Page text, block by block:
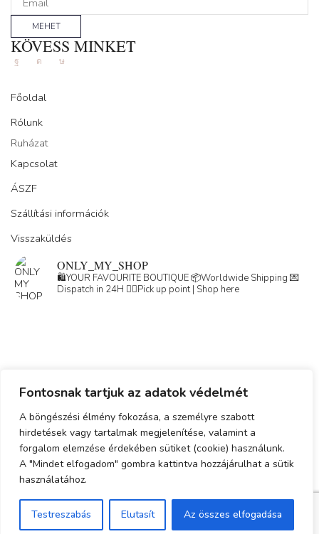
Fontosnak tartjuk az adatok védelmét
A böngészési élmény fokozása, a személyre szabott
hirdetések vagy tartalmak megjelenítése, valamint a
forgalom elemzése érdekében sütiket (cookie) használunk.
A "Mindet elfogadom" gombra kattintva hozzájárulhat a sütik
használatához.
Testreszabás Elutasít Az összes elfogadása
MEHET
KÖVESS MINKET
FacebookInstagram
Tik-
Főoldal
Rólunk
Ruházat
Kapcsolat
ÁSZF
Szállítási információk
Visszaküldés
ONLY_MY_SHOP
🛍️YOUR FAVOURITE BOUTIQUE📦Worldwide Shipping 💌
Dispatch in 24H 👇🏽Pick up point | Shop here
Adatkezelési tájékoztató
ÁSZF
Simplepay fizetési tájékoztató